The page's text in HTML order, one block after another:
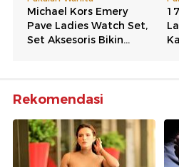
Rekomendasi